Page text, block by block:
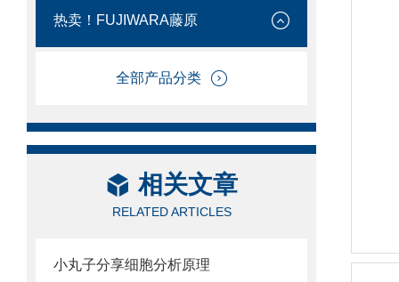
热卖！FUJIWARA藤原
全部产品分类
相关文章
RELATED ARTICLES
小丸子分享细胞分析原理